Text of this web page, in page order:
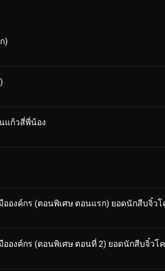
)
แก้วสี่พี่น้อง
องค์กร (ตอนพิเศษ ตอนแรก) ยอดนักสืบจิ๋วโ
องค์กร (ตอนพิเศษ ตอนที่ 2) ยอดนักสืบจิ๋วโค